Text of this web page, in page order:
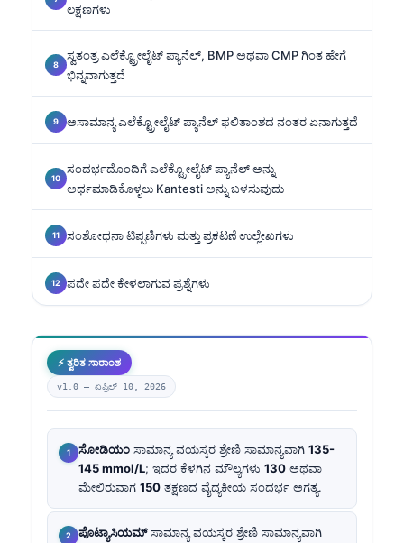
ಲಕ್ಷಣಗಳು
ಸ್ವತಂತ್ರ ಎಲೆಕ್ಟ್ರೋಲೈಟ್ ಪ್ಯಾನೆಲ್, BMP ಅಥವಾ CMP ಗಿಂತ ಹೇಗೆ
ಭಿನ್ನವಾಗುತ್ತದೆ
ಅಸಾಮಾನ್ಯ ಎಲೆಕ್ಟ್ರೋಲೈಟ್ ಪ್ಯಾನೆಲ್ ಫಲಿತಾಂಶದ ನಂತರ ಏನಾಗುತ್ತದೆ
ಸಂದರ್ಭದೊಂದಿಗೆ ಎಲೆಕ್ಟ್ರೋಲೈಟ್ ಪ್ಯಾನೆಲ್ ಅನ್ನು
ಅರ್ಥಮಾಡಿಕೊಳ್ಳಲು Kantesti ಅನ್ನು ಬಳಸುವುದು
ಸಂಶೋಧನಾ ಟಿಪ್ಪಣಿಗಳು ಮತ್ತು ಪ್ರಕಟಣೆ ಉಲ್ಲೇಖಗಳು
ಪದೇ ಪದೇ ಕೇಳಲಾಗುವ ಪ್ರಶ್ನೆಗಳು
⚡ ತ್ವರಿತ ಸಾರಾಂಶ
v1.0 — ಏಪ್ರಿಲ್ 10, 2026
ಸೋಡಿಯಂ ಸಾಮಾನ್ಯ ವಯಸ್ಕರ ಶ್ರೇಣಿ ಸಾಮಾನ್ಯವಾಗಿ 135-
145 mmol/L; ಇದರ ಕೆಳಗಿನ ಮೌಲ್ಯಗಳು 130 ಅಥವಾ
ಮೇಲಿರುವಾಗ 150 ತಕ್ಷಣದ ವೈದ್ಯಕೀಯ ಸಂದರ್ಭ ಅಗತ್ಯ.
ಪೊಟ್ಯಾಸಿಯಮ್ಸಾಮಾನ್ಯ ವಯಸ್ಕರ ಶ್ರೇಣಿ ಸಾಮಾನ್ಯವಾಗಿ